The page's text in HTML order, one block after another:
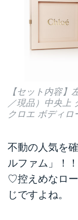
【セット内容】
／現品）中央上
クロエ ボディロ
不動の人気を
ルファム」！
♡控えめなロ
じですよね。